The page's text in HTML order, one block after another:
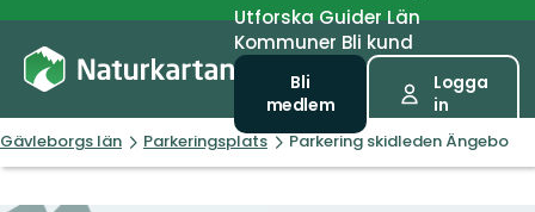
UtforskaGuiderLän
Kommuner Bli kund
Bli
medlem
Logga
in
Gävleborgs län Parkeringsplats Parkering skidleden Ängebo